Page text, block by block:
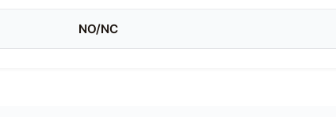
NO/NC